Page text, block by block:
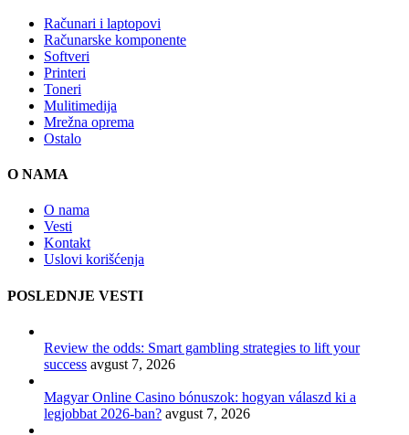
Računari i laptopovi
Računarske komponente
Softveri
Printeri
Toneri
Mulitimedija
Mrežna oprema
Ostalo
O NAMA
O nama
Vesti
Kontakt
Uslovi korišćenja
POSLEDNJE VESTI
Review the odds: Smart gambling strategies to lift your
success avgust 7, 2026
Magyar Online Casino bónuszok: hogyan válaszd ki a
legjobbat 2026-ban? avgust 7, 2026